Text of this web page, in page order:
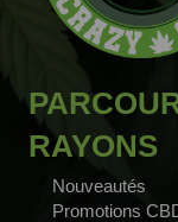
RAYONS
Nouveautés
Promotions